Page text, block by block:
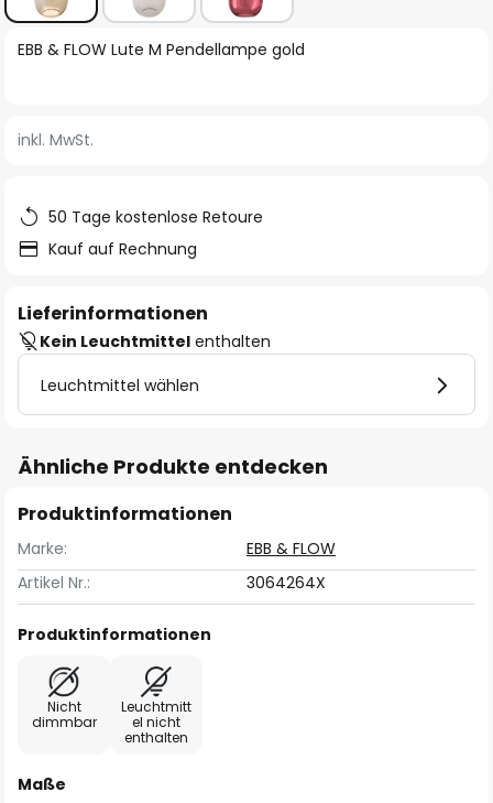
Zum
springen
EBB & FLOW Lute M Pendellampe gold
inkl. MwSt.
50 Tage kostenlose Retoure
Kauf auf Rechnung
Lieferinformationen
Kein Leuchtmittel enthalten
Leuchtmittel wählen
Ähnliche Produkte entdecken
Produktinformationen
Marke:
EBB & FLOW
Artikel Nr.:
3064264X
Produktinformationen
Nicht
dimmbar
Leuchtmitt
el nicht
enthalten
Maße